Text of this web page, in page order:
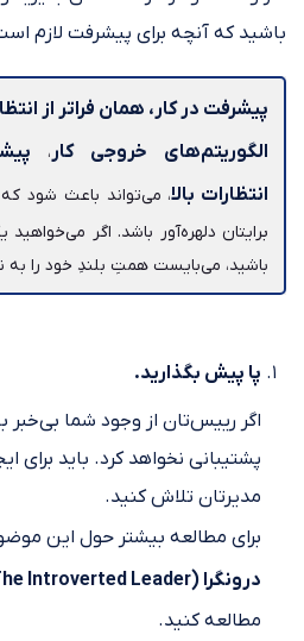
باشید که آنچه برای پیشرفت لازم است
پیشرفت در کار، همان فراتر از
الگوریتم‌های خروجی کار،
انتظارات بالا، می‌تواند باعث شود
برایتان دلهره‌آور باشد. اگر
باشید، می‌بایست همتِ بلندِ خود را به
پا پیش بگذارید.
اگر رییس‌تان از وجود شما بی‌خبر
پشتیبانی نخواهد کرد. باید برای
مدیرتان تلاش کنید.
برای مطالعه بیشتر حول این
درونگرا (The Introverted Leader)
مطالعه کنید.